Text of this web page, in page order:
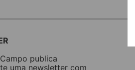
publica
uma newsletter com